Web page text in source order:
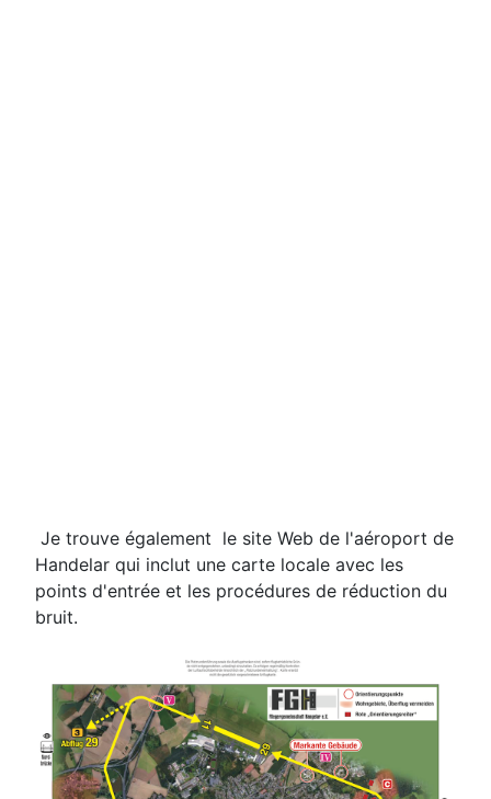
Je trouve également le site Web de l'aéroport de
Handelar qui inclut une carte locale avec les
points d'entrée et les procédures de réduction du
bruit.